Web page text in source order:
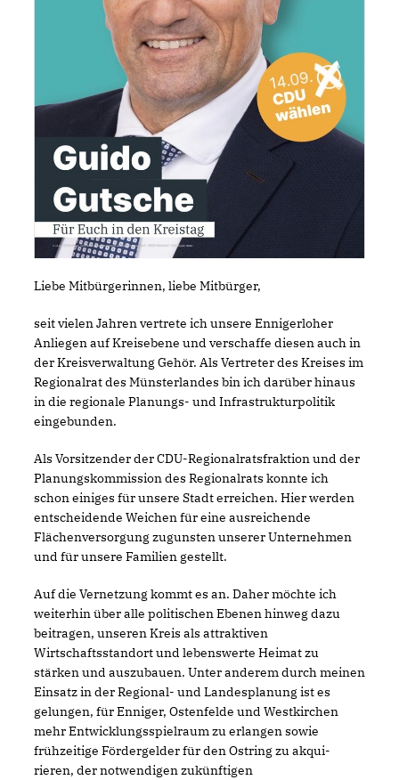
Liebe Mitbürgerinnen, liebe Mitbürger,
seit vielen Jahren vertrete ich unsere Ennigerloher
Anliegen auf Kreisebene und verschaffe diesen auch in
der Kreisverwaltung Gehör. Als Vertreter des Kreises im
Regionalrat des Münsterlandes bin ich darüber hinaus
in die regionale Planungs- und Infrastrukturpolitik
eingebunden.
Als Vorsitzender der CDU-Regionalratsfraktion und der
Planungskommission des Regionalrats konnte ich
schon einiges für unsere Stadt erreichen. Hier werden
entscheidende Weichen für eine ausreichende
Flächenversorgung zugunsten unserer Unternehmen
und für unsere Familien gestellt.
Auf die Vernetzung kommt es an. Daher möchte ich
weiterhin über alle politischen Ebenen hinweg dazu
beitragen, unseren Kreis als attraktiven
Wirtschaftsstandort und lebenswerte Heimat zu
stärken und auszubauen. Unter anderem durch meinen
Einsatz in der Regional- und Landesplanung ist es
gelungen, für Enniger, Ostenfelde und Westkirchen
mehr Entwicklungsspielraum zu erlangen sowie
frühzeitige Fördergelder für den Ostring zu akqui-
rieren, der notwendigen zukünftigen